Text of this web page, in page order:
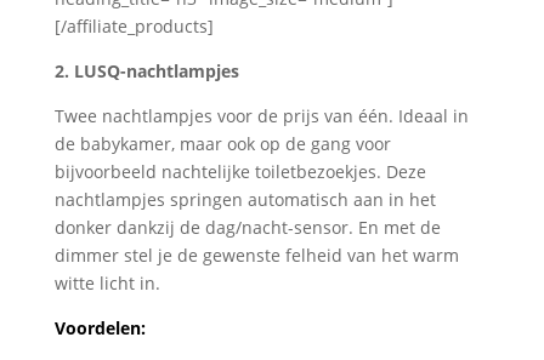
[/affiliate_products]
2. LUSQ-nachtlampjes
Twee nachtlampjes voor de prijs van één. Ideaal in
de babykamer, maar ook op de gang voor
bijvoorbeeld nachtelijke toiletbezoekjes. Deze
nachtlampjes springen automatisch aan in het
donker dankzij de dag/nacht-sensor. En met de
dimmer stel je de gewenste felheid van het warm
witte licht in.
Voordelen: